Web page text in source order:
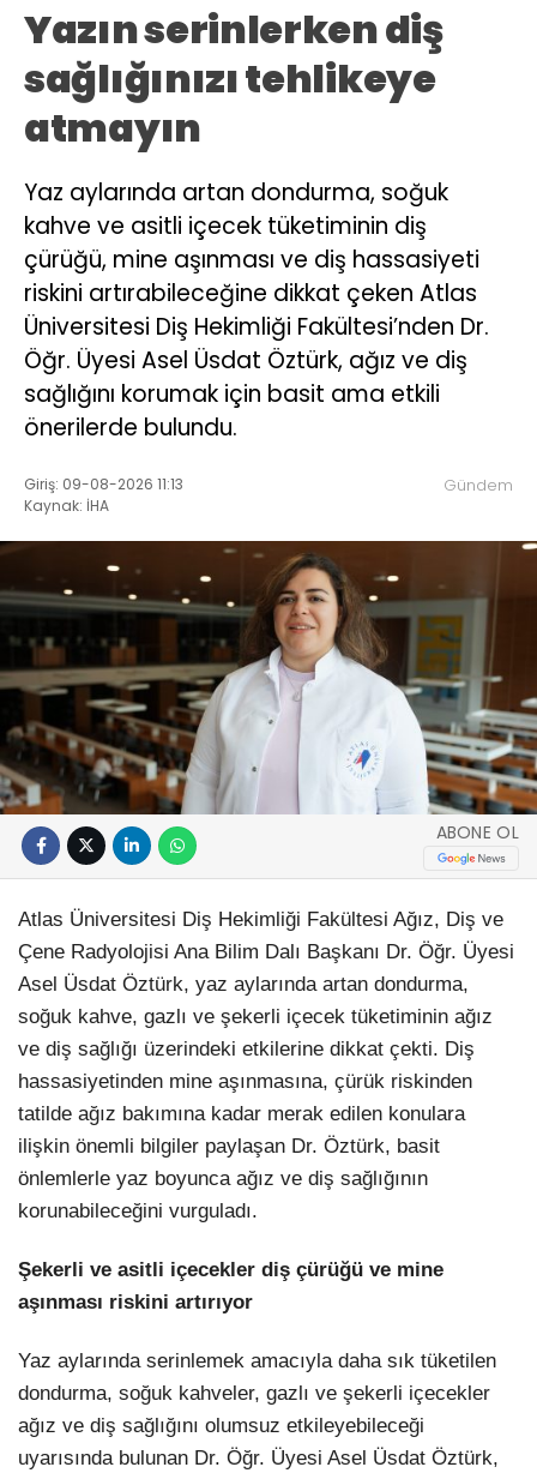
Yazın serinlerken diş
sağlığınızı tehlikeye
atmayın
Yaz aylarında artan dondurma, soğuk
kahve ve asitli içecek tüketiminin diş
çürüğü, mine aşınması ve diş hassasiyeti
riskini artırabileceğine dikkat çeken Atlas
Üniversitesi Diş Hekimliği Fakültesi’nden Dr.
Öğr. Üyesi Asel Üsdat Öztürk, ağız ve diş
sağlığını korumak için basit ama etkili
önerilerde bulundu.
Giriş: 09-08-2026 11:13
Kaynak: İHA
Gündem
ABONE OL
Atlas Üniversitesi Diş Hekimliği Fakültesi Ağız, Diş ve
Çene Radyolojisi Ana Bilim Dalı Başkanı Dr. Öğr. Üyesi
Asel Üsdat Öztürk, yaz aylarında artan dondurma,
soğuk kahve, gazlı ve şekerli içecek tüketiminin ağız
ve diş sağlığı üzerindeki etkilerine dikkat çekti. Diş
hassasiyetinden mine aşınmasına, çürük riskinden
tatilde ağız bakımına kadar merak edilen konulara
ilişkin önemli bilgiler paylaşan Dr. Öztürk, basit
önlemlerle yaz boyunca ağız ve diş sağlığının
korunabileceğini vurguladı.
Şekerli ve asitli içecekler diş çürüğü ve mine
aşınması riskini artırıyor
Yaz aylarında serinlemek amacıyla daha sık tüketilen
dondurma, soğuk kahveler, gazlı ve şekerli içecekler
ağız ve diş sağlığını olumsuz etkileyebileceği
uyarısında bulunan Dr. Öğr. Üyesi Asel Üsdat Öztürk,